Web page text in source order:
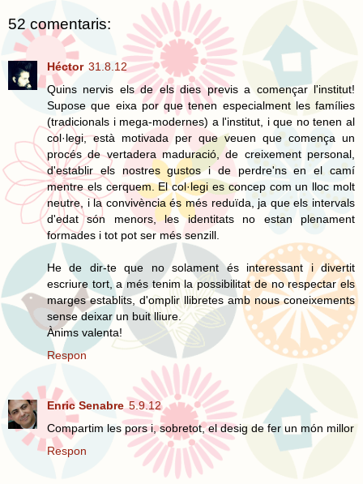
52 comentaris:
Héctor 31.8.12
Quins nervis els de els dies previs a començar l'institut!
Supose que eixa por que tenen especialment les famílies
(tradicionals i mega-modernes) a l'institut, i que no tenen al
col·legi, està motivada per que veuen que comença un
procés de vertadera maduració, de creixement personal,
d'establir els nostres gustos i de perdre'ns en el camí
mentre els cerquem. El col·legi es concep com un lloc molt
neutre, i la convivència és més reduïda, ja que els intervals
d'edat són menors, les identitats no estan plenament
formades i tot pot ser més senzill.
He de dir-te que no solament és interessant i divertit
escriure tort, a més tenim la possibilitat de no respectar els
marges establits, d'omplir llibretes amb nous coneixements
sense deixar un buit lliure.
Ànims valenta!
Respon
Enric Senabre 5.9.12
Compartim les pors i, sobretot, el desig de fer un món millor
Respon